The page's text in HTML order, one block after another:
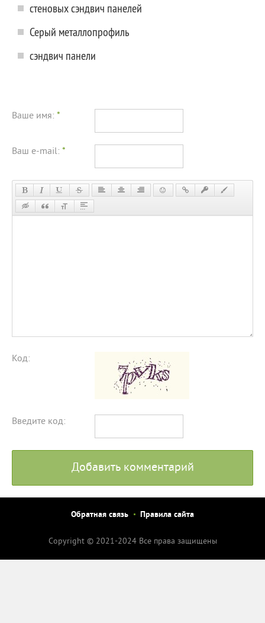
стеновых сэндвич панелей
Серый металлопрофиль
сэндвич панели
Ваше имя: *
Ваш e-mail: *
Код:
Введите код:
Добавить комментарий
Обратная связь Правила сайта
Copyright © 2021-2024 Все права защищены